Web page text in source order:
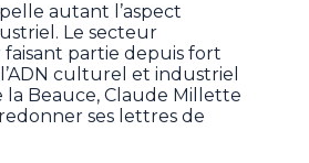
autant l’aspect
Le secteur
partie depuis fort
culturel et industriel
la Beauce, Claude Millette
ses lettres de